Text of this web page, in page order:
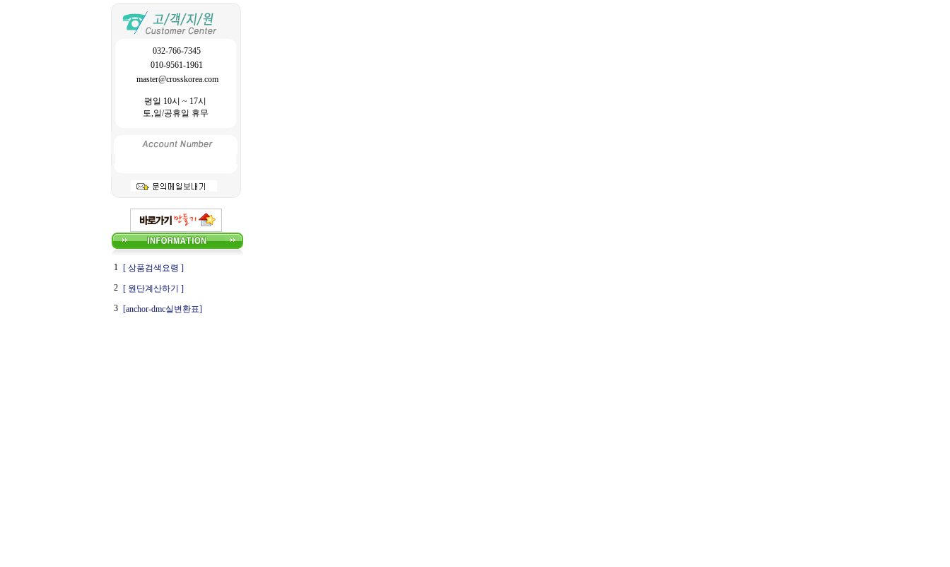
032-766-7345
010-9561-1961
master@crosskorea.com
평일 10시 ~ 17시
토,일/공휴일 휴무
1
[ 상품검색요령 ]
2
[ 원단계산하기 ]
3
[anchor-dmc실변환표]